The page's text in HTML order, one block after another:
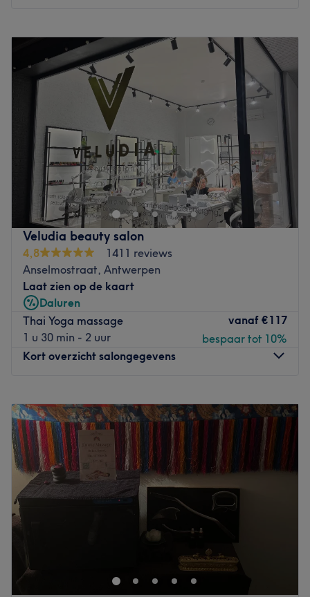
12:00
20:00
Woensdag
10:00
20:00
Donderdag
11:00
20:00
Vrijdag
–
20:00
Zaterdag
11:00 –
Zondag
11:00 –
Bij Il-Tempios op de Mechelsesteenweg weten ze als geen
ander hoe jij lekker tot rust kunt komen. Ze verzorgen
diverse massages zoals een relax massage, hot stone
massage, kruidenstempelmassage en een duo massage.
De ruimtes zijn leuk ingericht met een kabbelende
waterval of waan je aan het strand en hoor het ruisen
van de zee. Alles om jou heerlijk te laten genieten.
Go to venue
Veludia beauty salon
4,8
1411 reviews
Anselmostraat, Antwerpen
Laat zien op de kaart
Daluren
Thai Yoga massage
1 u 30 min - 2 uur
vanaf €117
bespaar tot 10%
Kort overzicht salongegevens
Dinsdag
08:00–21:00
Woensdag
08:00
21:00
Donderdag
08:00
21:00
Vrijdag
08:00
21:00
Zaterdag
08:00– 17:00
Zondag
Gesloten
sfeervolle en vakkundige schoonheidssalon
, gelegen aan de
, kan je genieten van een luxueus en op maat
gemaakte schoonheidservaring. Het team zorgt voor een
goede service in een mooie en ontspannen omgeving.